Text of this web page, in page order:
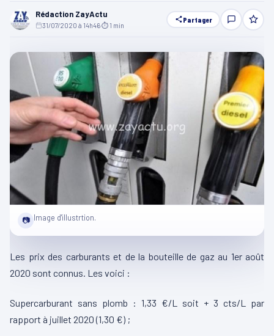
Rédaction ZayActu
31/07/2020 à 14h46⏱ 1 min
Partager
📷 Image d'illustrtion.
Les prix des carburants et de la bouteille de gaz au 1er août
2020 sont connus. Les voici :
Supercarburant sans plomb : 1,33 €/L soit + 3 cts/L par
rapport à juillet 2020 (1,30 €) ;